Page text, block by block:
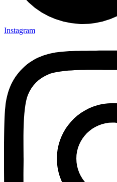
Instagram